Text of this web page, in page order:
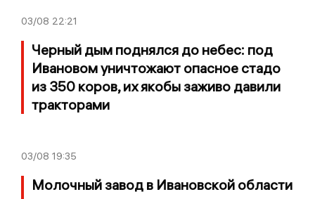
03/08 22:21
Черный дым поднялся до небес: под
Ивановом уничтожают опасное стадо
из 350 коров, их якобы заживо давили
тракторами
03/08 19:35
Молочный завод в Ивановской области